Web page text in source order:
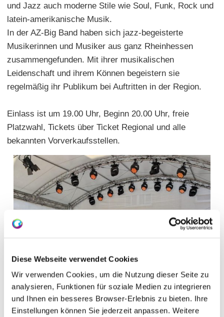
Diese Webseite verwendet Cookies
Wir verwenden Cookies, um die Nutzung dieser Seite zu
analysieren, Funktionen für soziale Medien zu integrieren
und Ihnen ein besseres Browser-Erlebnis zu bieten. Ihre
Einstellungen können Sie jederzeit anpassen. Weitere
und Jazz auch moderne Stile wie Soul, Funk, Rock und
latein-amerikanische Musik.
In der AZ-Big Band haben sich jazz-begeisterte
Musikerinnen und Musiker aus ganz Rheinhessen
zusammengefunden. Mit ihrer musikalischen
Leidenschaft und ihrem Können begeistern sie
regelmäßig ihr Publikum bei Auftritten in der Region.
Einlass ist um 19.00 Uhr, Beginn 20.00 Uhr, freie
Platzwahl, Tickets über Ticket Regional und alle
bekannten Vorverkaufsstellen.